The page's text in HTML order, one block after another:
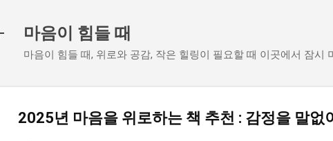
마음이 힘들 때
마음이 힘들 때, 위로와 공감, 작은 힐링이 필요할 때 이곳에서 잠시
2025년 마음을 위로하는 책 추천 : 감정을 말없